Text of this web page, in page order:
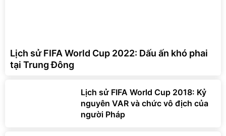
Lịch sử FIFA World Cup 2022: Dấu ấn khó phai
tại Trung Đông
Lịch sử FIFA World Cup 2018: Kỷ
nguyên VAR và chức vô địch của
người Pháp